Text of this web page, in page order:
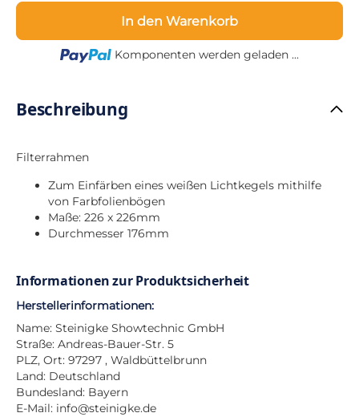
In den Warenkorb
Loading...
Komponenten werden geladen ...
Beschreibung
Filterrahmen
Zum Einfärben eines weißen Lichtkegels mithilfe
von Farbfolienbögen
Maße: 226 x 226mm
Durchmesser 176mm
Informationen zur Produktsicherheit
Herstellerinformationen:
Name: Steinigke Showtechnic GmbH
Straße: Andreas-Bauer-Str. 5
PLZ, Ort: 97297 , Waldbüttelbrunn
Land: Deutschland
Bundesland: Bayern
E-Mail: info@steinigke.de